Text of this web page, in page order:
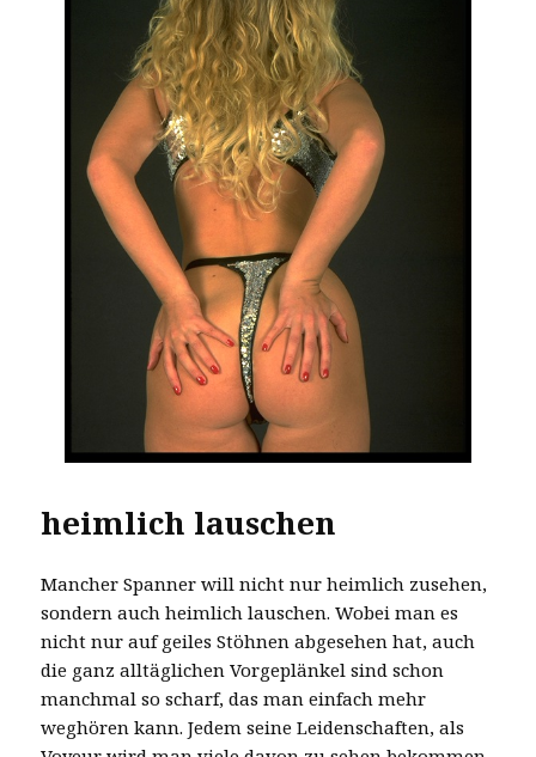
heimlich lauschen
Mancher Spanner will nicht nur heimlich zusehen,
sondern auch heimlich lauschen. Wobei man es
nicht nur auf geiles Stöhnen abgesehen hat, auch
die ganz alltäglichen Vorgeplänkel sind schon
manchmal so scharf, das man einfach mehr
weghören kann. Jedem seine Leidenschaften, als